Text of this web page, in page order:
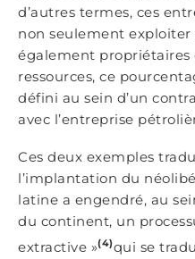
d’autres termes, ces
non seulement exploiter
également propriétaires
ressources, ce
défini au sein d’un
avec l’entreprise
Ces deux exemples
l’implantation du
latine a engendré, au
du continent, un
extractive »(4)qui se